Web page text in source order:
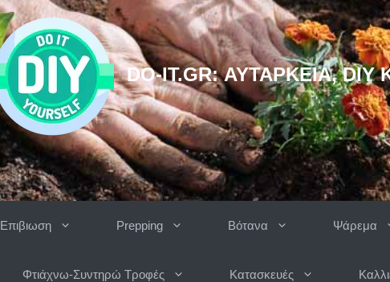
DO-IT.GR: ΑΥΤΆΡΚΕΙΑ,
Επιβιωση Prepping Βότανα Ψάρεμα
Φτιάχνω-Συντηρώ Τροφές Κατασκευές